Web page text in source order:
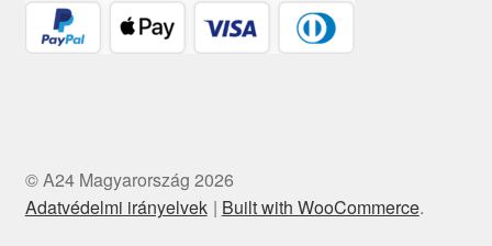
© A24 Magyarország 2026
Adatvédelmi irányelvek
Built with WooCommerce.